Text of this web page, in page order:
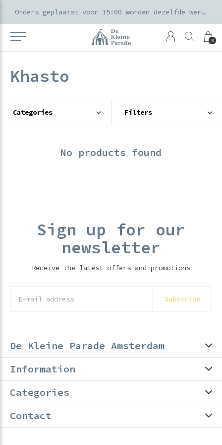
0
Orders geplaatst voor 15:00 worden dezelfde werkdag verzonden
Khasto
Categories Filters
No products found
Sign up for our
newsletter
Receive the latest offers and promotions
Subscribe
De Kleine Parade Amsterdam
Information
Categories
Contact